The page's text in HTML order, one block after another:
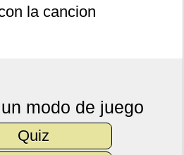
la cancion
modo de juego
Quiz